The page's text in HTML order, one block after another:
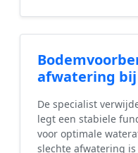
afwatering
De specialist
legt een stabiele
voor optimale
slechte afwatering